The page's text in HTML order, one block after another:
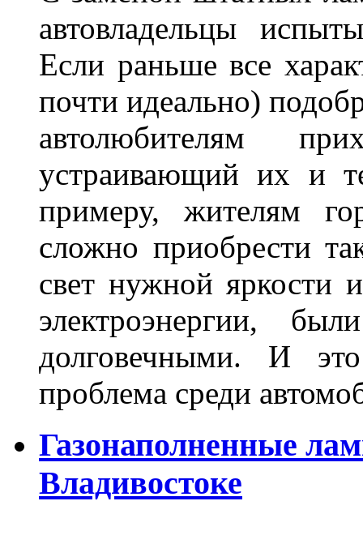
автовладельцы
Если раньше все
почти идеально)
автолюбителям
устраивающий их и
примеру, жителям
сложно приобрести
свет нужной яркости
электроэнергии,
долговечными. И
проблема среди
Газонаполненные
Владивостоке